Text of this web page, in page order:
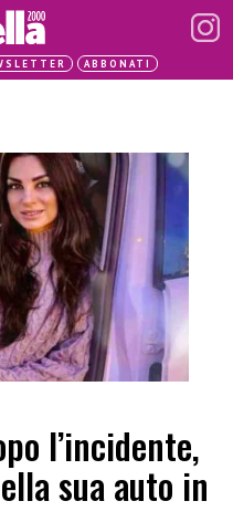
ABBONATI
l’incidente,
sua auto in